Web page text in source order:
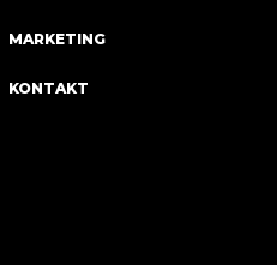
MARKETING
KONTAKT